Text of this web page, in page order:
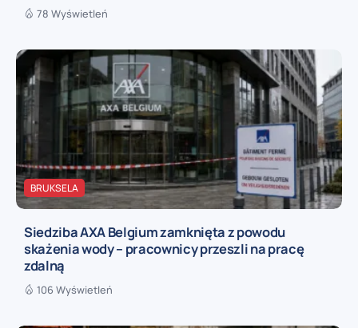
78 Wyświetleń
BRUKSELA
Siedziba AXA Belgium zamknięta z powodu
skażenia wody – pracownicy przeszli na pracę
zdalną
106 Wyświetleń